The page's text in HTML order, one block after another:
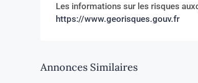
Les informations sur les risques
https://www.georisques.gouv.fr
Annonces Similaires